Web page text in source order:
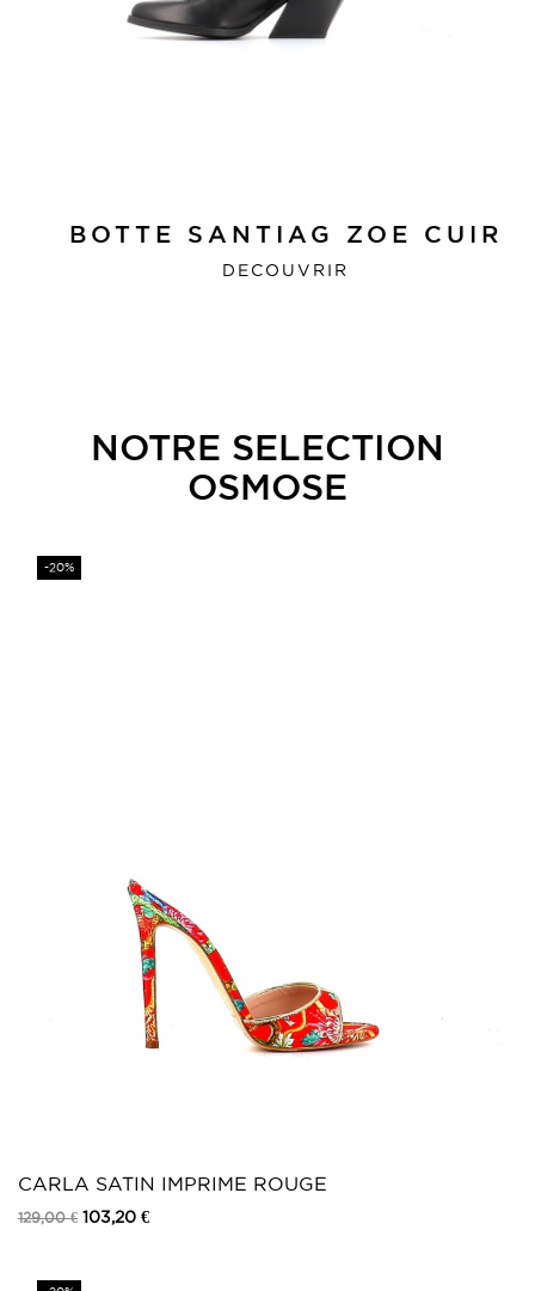
BOTTE SANTIAG ZOE CUIR
DECOUVRIR
NOTRE SELECTION
OSMOSE
-20%
CARLA SATIN IMPRIME ROUGE
129,00 € 103,20 €